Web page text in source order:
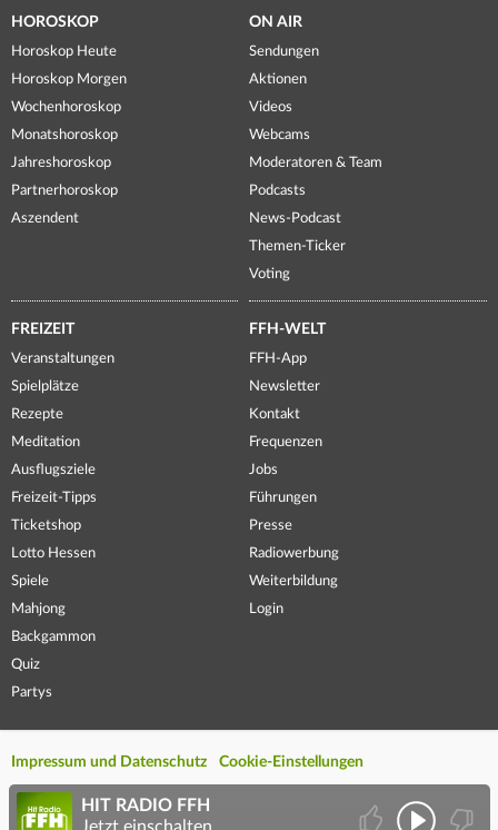
HOROSKOP
Horoskop Heute
Horoskop Morgen
Wochenhoroskop
Monatshoroskop
Jahreshoroskop
Partnerhoroskop
Aszendent
ON AIR
Sendungen
Aktionen
Videos
Webcams
Moderatoren & Team
Podcasts
News-Podcast
Themen-Ticker
Voting
FREIZEIT
Veranstaltungen
Spielplätze
Rezepte
Meditation
Ausflugsziele
Freizeit-Tipps
Ticketshop
Lotto Hessen
Spiele
Mahjong
Backgammon
Quiz
Partys
FFH-WELT
FFH-App
Newsletter
Kontakt
Frequenzen
Jobs
Führungen
Presse
Radiowerbung
Weiterbildung
Login
Impressum und Datenschutz Cookie-Einstellungen
HIT RADIO FFH